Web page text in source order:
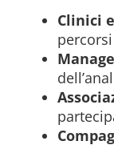
Clinici